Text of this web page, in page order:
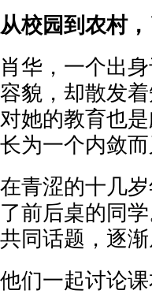
从校园到农村
肖华，一个出
容貌，却散发
对她的教育也
长为一个内敛而
在青涩的十几
了前后桌的同
共同话题，逐
他们一起讨论